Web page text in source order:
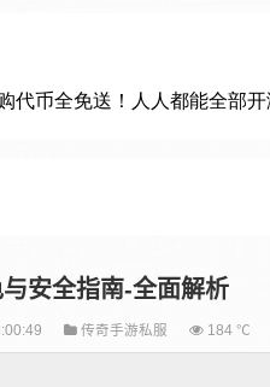
安全指南-全面解析
传奇手游私服 184 ℃